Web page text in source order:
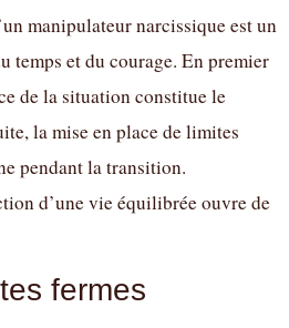
manipulateur narcissique est un
temps et du courage. En premier
de la situation constitue le
la mise en place de limites
pendant la transition.
d’une vie équilibrée ouvre de
fermes